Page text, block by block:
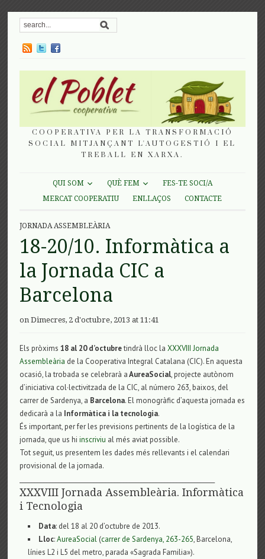
COOPERATIVA PER LA TRANSFORMACIÓ
SOCIAL MITJANÇANT L'AUTOGESTIÓ I EL
TREBALL EN XARXA.
QUI SOM QUÈ FEM
FES-TE SOCI/A
MERCAT COOPERATIU
ENLLAÇOS CONTACTE
JORNADA ASSEMBLEÀRIA
18-20/10. Informàtica a
la Jornada CIC a
Barcelona
on Dimecres, 2 d'octubre, 2013 at 11:41
Els pròxims18 al 20 d’octubretindrà lloc laXXXVIII Jornada
Assembleària de la Cooperativa Integral Catalana (CIC). En aquesta
ocasió, la trobada se celebrarà aAureaSocial, projecte autònom
d’iniciativa col·lectivitzada de la CIC, al número 263, baixos, del
carrer de Sardenya, a Barcelona. El monogràfic d’aquesta jornada es
dedicarà a la Informàtica i la tecnologia.
És important, per fer les previsions pertinents de la logística de la
jornada, que us hiinscriviu al més aviat possible.
Tot seguit, us presentem les dades més rellevants i el calendari
provisional de la jornada.
XXXVIII Jornada Assembleària. Informàtica
i Tecnologia
Data: del 18 al 20 d’octubre de 2013.
Lloc:AureaSocial (carrer de Sardenya, 263-265, Barcelona,
línies L2 i L5 del metro, parada «Sagrada Familia»).